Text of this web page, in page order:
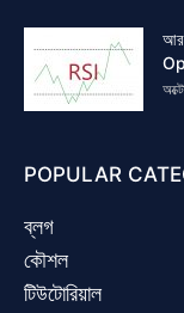
POPULAR
ব্লগ
কৌশল
টিউটোরিয়াল